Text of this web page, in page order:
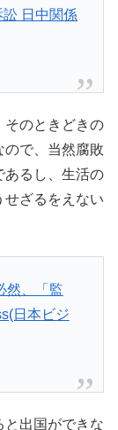
日中関係
そのときどきの
ので、当然腐敗
あるし、生活の
せざるをえない
然、「監
日本ビジ
と出国ができな